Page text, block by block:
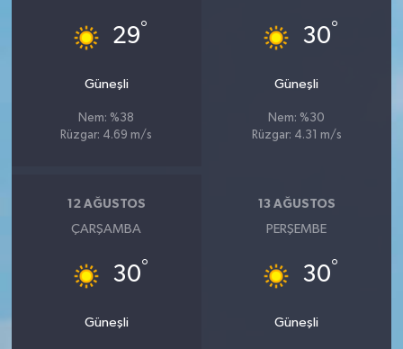
29°
Güneşli
Nem: %38
Rüzgar: 4.69 m/s
30°
Güneşli
Nem: %30
Rüzgar: 4.31 m/s
12 AĞUSTOS
ÇARŞAMBA
30°
Güneşli
13 AĞUSTOS
PERŞEMBE
30°
Güneşli